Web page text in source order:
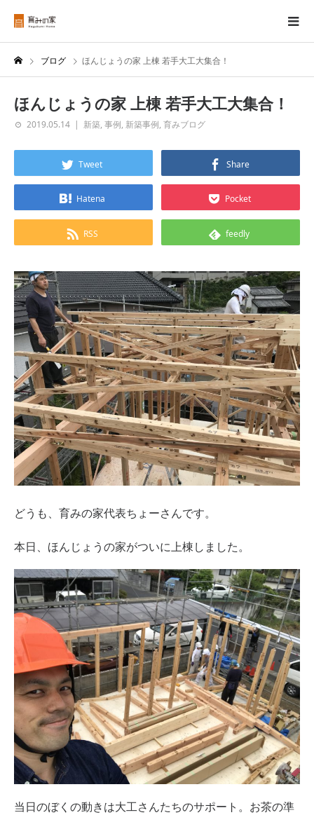
ブログ ほんじょうの家 上棟 若手大工大集合！
ほんじょうの家 上棟 若手大工大集合！
2019.05.14 新築, 事例, 新築事例, 育みブログ
Tweet Share
Hatena Pocket
RSS feedly
どうも、育みの家代表ちょーさんです。
本日、ほんじょうの家がついに上棟しました。
当日のぼくの動きは大工さんたちのサポート。お茶の準